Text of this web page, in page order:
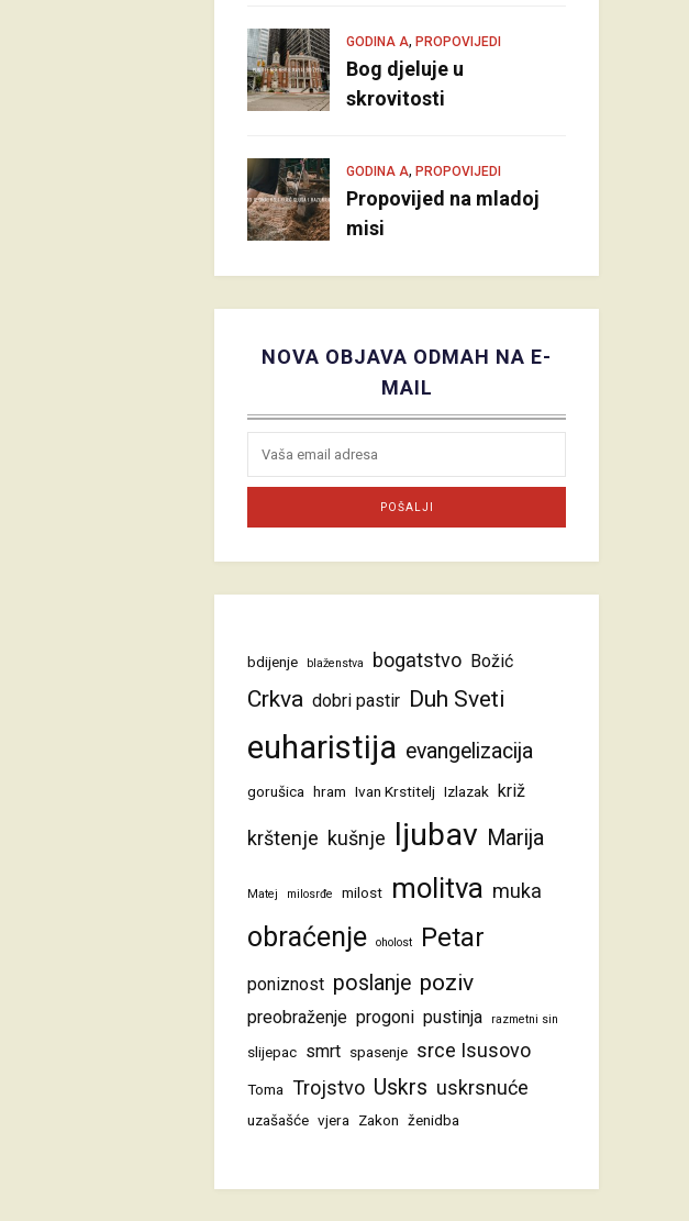
GODINA A, PROPOVIJEDI
Bog djeluje u
skrovitosti
GODINA A, PROPOVIJEDI
Propovijed na mladoj
misi
NOVA OBJAVA ODMAH NA E-
MAIL
bdijenje blaženstva bogatstvo Božić
Crkva dobri pastir Duh Sveti
euharistija evangelizacija
gorušica hram Ivan Krstitelj Izlazak križ
krštenje kušnje ljubav Marija
Matej milosrđe milost molitva muka
obraćenje oholost Petar
poniznost poslanje poziv
preobraženje progoni pustinja razmetni sin
slijepac smrt spasenje srce Isusovo
Toma Trojstvo Uskrs uskrsnuće
uzašašće vjera Zakon ženidba